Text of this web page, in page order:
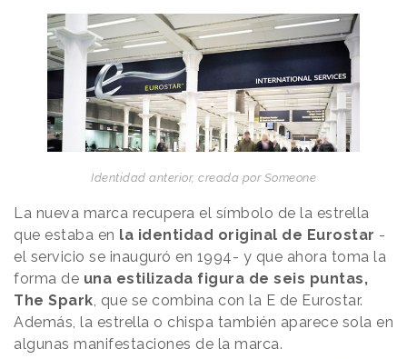
Identidad anterior, creada por Someone
La nueva marca recupera el símbolo de la estrella
que estaba en la identidad original de Eurostar -
el servicio se inauguró en 1994- y que ahora toma la
forma de una estilizada figura de seis puntas,
The Spark, que se combina con la E de Eurostar.
Además, la estrella o chispa también aparece sola en
algunas manifestaciones de la marca.